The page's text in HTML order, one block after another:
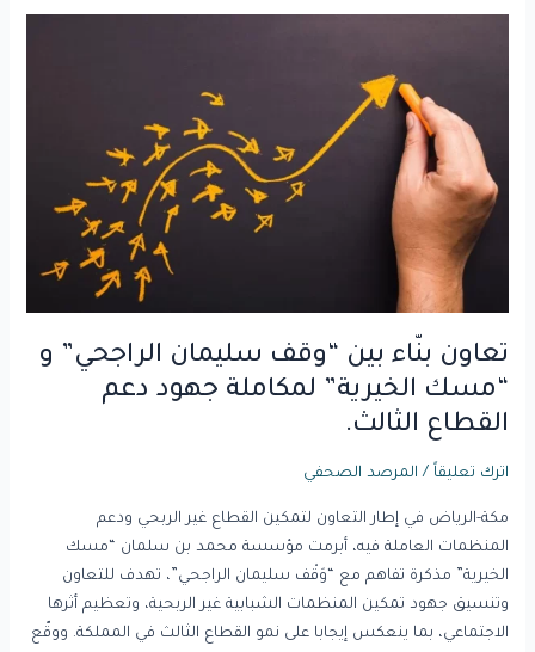
تعاون بنّاء بين “وقف سليمان الراجحي” و
“مسك الخيرية” لمكاملة جهود دعم
القطاع الثالث.
اترك تعليقاً / المرصد الصحفي
مكة-الرياض في إطار التعاون لتمكين القطاع غير الربحي ودعم
المنظمات العاملة فيه، أبرمت مؤسسة محمد بن سلمان “مسك
الخيرية” مذكرة تفاهم مع “وَقْف سليمان الراجحي”، تهدف للتعاون
وتنسيق جهود تمكين المنظمات الشبابية غير الربحية، وتعظيم أثرها
الاجتماعي، بما ينعكس إيجابا على نمو القطاع الثالث في المملكة. ووقّع
سليمان
الراجحي”
“مسك
الخيرية”
لمكاملة
جهود
دعم
القطاع
الثالث.